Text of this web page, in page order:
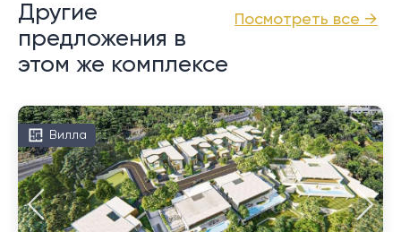
Посмотреть все →
Другие
предложения в
этом же комплексе
Вилла